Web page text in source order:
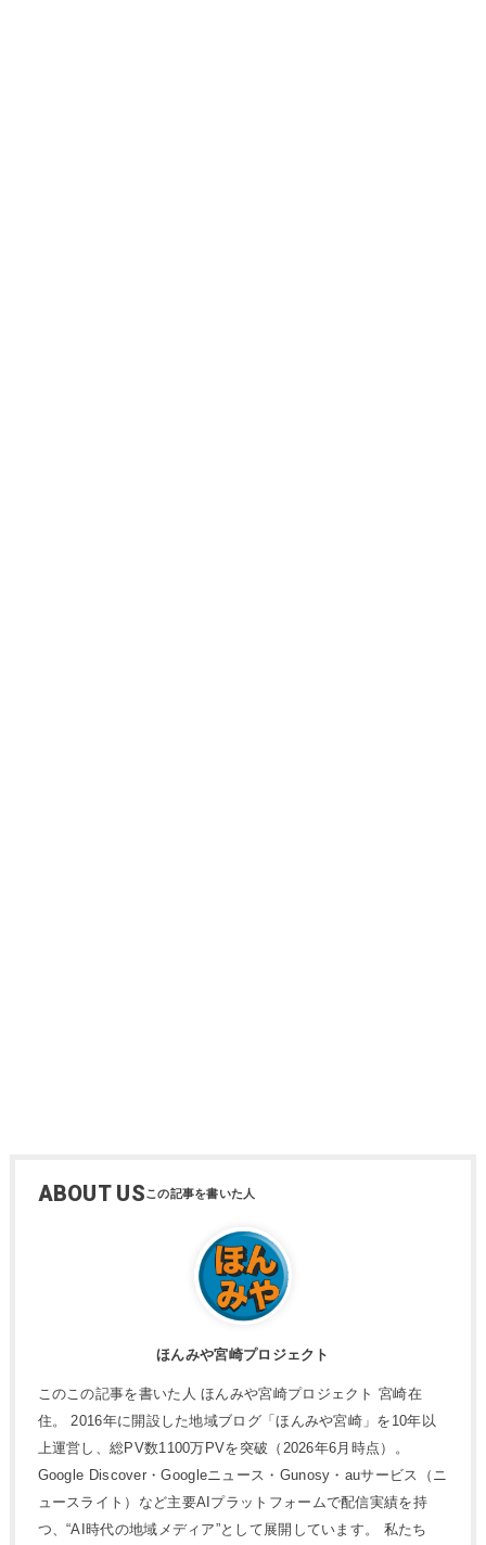
ABOUT US
ほんみや宮崎プロジェクト
このこの記事を書いた人 ほんみや宮崎プロジェクト 宮崎在
住。 2016年に開設した地域ブログ「ほんみや宮崎」を10年以
上運営し、総PV数1100万PVを突破（2026年6月時点）。
Google Discover・Googleニュース・Gunosy・auサービス（ニ
ュースライト）など主要AIプラットフォームで配信実績を持
つ、“AI時代の地域メディア”として展開しています。 私たち